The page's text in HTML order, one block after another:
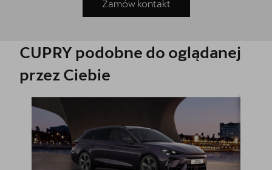
Zamów kontakt
CUPRY podobne do oglądanej
przez Ciebie